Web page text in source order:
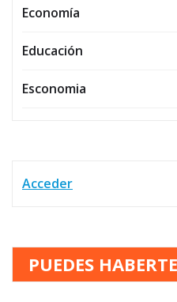
Economía
Educación
Esconomia
Acceder
PUEDES